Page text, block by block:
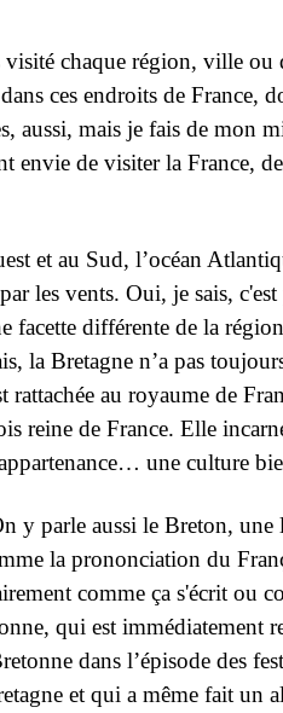
chaque région, ville ou
ces endroits de
aussi, mais je fais de mon
envie de visiter la France,
et au Sud, l’océan
les vents. Oui, je sais,
facette différente de la
la Bretagne n’a pas
au royaume de
reine de France. Elle
une culture
y parle aussi le Breton, une
la prononciation du
comme ça s'écrit ou
qui est immédiatement
dans l’épisode des
et qui a même fait un